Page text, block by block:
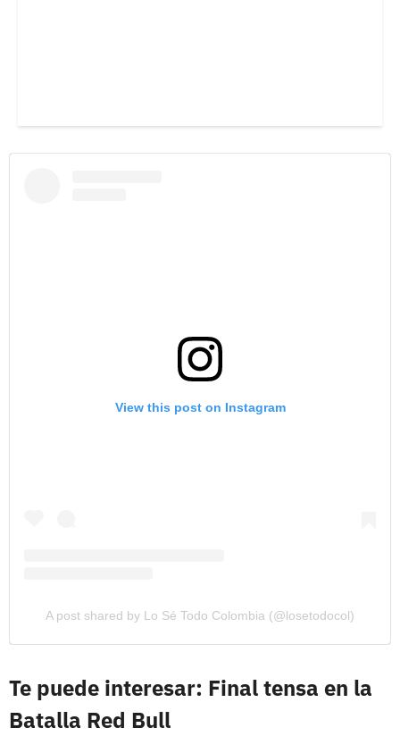
View this post on Instagram
A post shared by Lo Sé Todo Colombia (@losetodocol)
Te puede interesar: Final tensa en la
Batalla Red Bull